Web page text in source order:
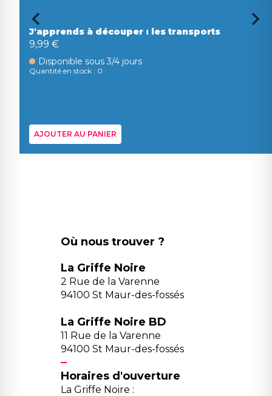
J'apprends à découper : les transports
9,99 €
Disponible sous 3/4 jours
Quantité en stock : 0
AJOUTER AU PANIER
Où nous trouver ?
La Griffe Noire
2 Rue de la Varenne
94100 St Maur-des-fossés
La Griffe Noire BD
11 Rue de la Varenne
94100 St Maur-des-fossés
Horaires d'ouverture
La Griffe Noire :